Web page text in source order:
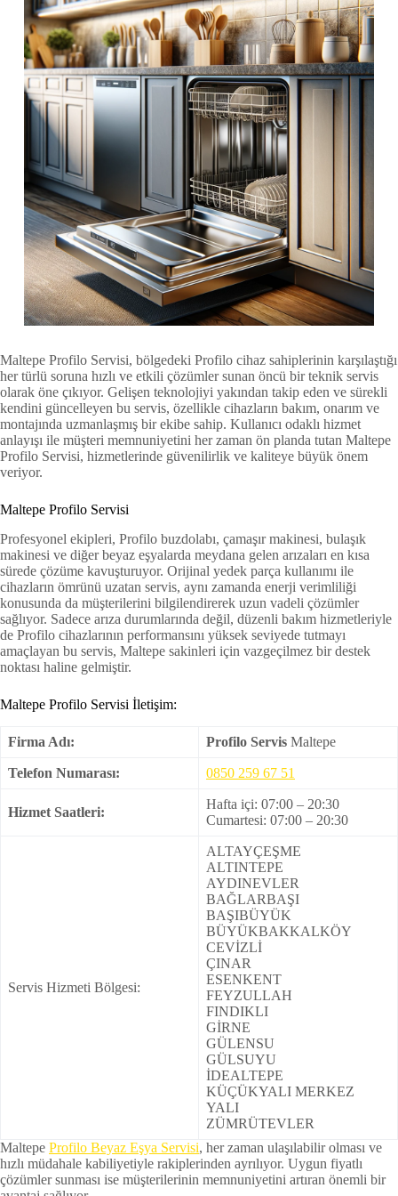
Maltepe Profilo Servisi, bölgedeki Profilo cihaz sahiplerinin karşılaştığı
her türlü soruna hızlı ve etkili çözümler sunan öncü bir teknik servis
olarak öne çıkıyor. Gelişen teknolojiyi yakından takip eden ve sürekli
kendini güncelleyen bu servis, özellikle cihazların bakım, onarım ve
montajında uzmanlaşmış bir ekibe sahip. Kullanıcı odaklı hizmet
anlayışı ile müşteri memnuniyetini her zaman ön planda tutan Maltepe
Profilo Servisi, hizmetlerinde güvenilirlik ve kaliteye büyük önem
veriyor.
Maltepe Profilo Servisi
Profesyonel ekipleri, Profilo buzdolabı, çamaşır makinesi, bulaşık
makinesi ve diğer beyaz eşyalarda meydana gelen arızaları en kısa
sürede çözüme kavuşturuyor. Orijinal yedek parça kullanımı ile
cihazların ömrünü uzatan servis, aynı zamanda enerji verimliliği
konusunda da müşterilerini bilgilendirerek uzun vadeli çözümler
sağlıyor. Sadece arıza durumlarında değil, düzenli bakım hizmetleriyle
de Profilo cihazlarının performansını yüksek seviyede tutmayı
amaçlayan bu servis, Maltepe sakinleri için vazgeçilmez bir destek
noktası haline gelmiştir.
Maltepe Profilo Servisi İletişim:
Firma Adı: Profilo Servis Maltepe
Telefon Numarası: 0850 259 67 51
Hizmet Saatleri:
Hafta içi: 07:00 – 20:30
Cumartesi: 07:00 – 20:30
Servis Hizmeti Bölgesi:
ALTAYÇEŞME
ALTINTEPE
AYDINEVLER
BAĞLARBAŞI
BAŞIBÜYÜK
BÜYÜKBAKKALKÖY
CEVİZLİ
ÇINAR
ESENKENT
FEYZULLAH
FINDIKLI
GİRNE
GÜLENSU
GÜLSUYU
İDEALTEPE
KÜÇÜKYALI MERKEZ
YALI
ZÜMRÜTEVLER
Maltepe Profilo Beyaz Eşya Servisi, her zaman ulaşılabilir olması ve
hızlı müdahale kabiliyetiyle rakiplerinden ayrılıyor. Uygun fiyatlı
çözümler sunması ise müşterilerinin memnuniyetini artıran önemli bir